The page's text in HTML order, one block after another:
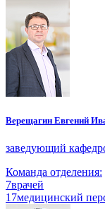
Верещагин Евгений
заведующий
Команда отделения:
7врачей
17медицинский